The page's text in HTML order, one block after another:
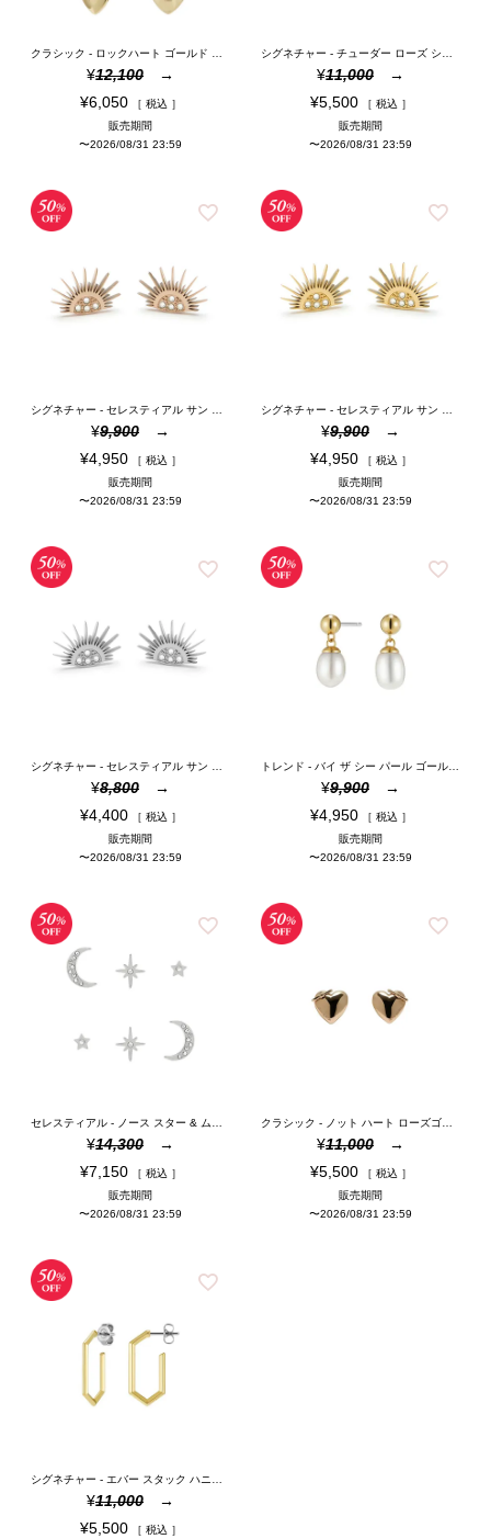
¥12,100
¥6,050
税込
販売期間
〜2026/08/31 23:59
¥11,000
¥5,500
税込
販売期間
〜2026/08/31 23:59
¥9,900
¥4,950
税込
販売期間
〜2026/08/31 23:59
¥9,900
¥4,950
税込
販売期間
〜2026/08/31 23:59
¥8,800
¥4,400
税込
販売期間
〜2026/08/31 23:59
¥9,900
¥4,950
税込
販売期間
〜2026/08/31 23:59
¥14,300
¥7,150
税込
販売期間
〜2026/08/31 23:59
¥11,000
¥5,500
税込
販売期間
〜2026/08/31 23:59
¥11,000
¥5,500
税込